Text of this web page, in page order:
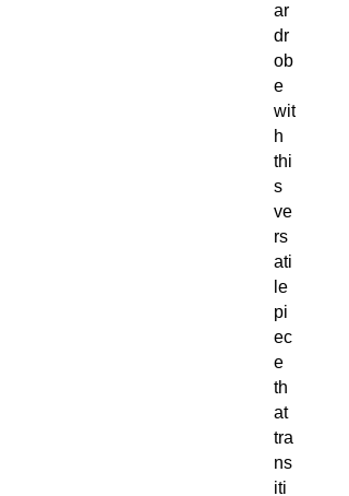
ar
dr
ob
e
wit
h
thi
s
ve
rs
ati
le
pi
ec
e
th
at
tra
ns
iti